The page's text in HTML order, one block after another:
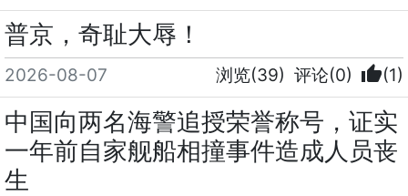
普京，奇耻大辱！
2026-08-07 浏览(39) 评论(0) thumb_up(1)
中国向两名海警追授荣誉称号，证实
一年前自家舰船相撞事件造成人员丧
生